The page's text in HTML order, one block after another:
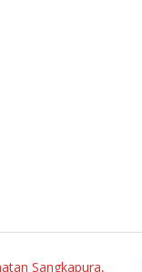
Sangkapura,